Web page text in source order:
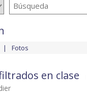
Fotos
en clase